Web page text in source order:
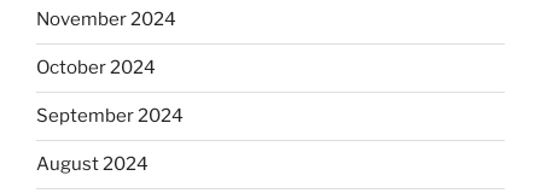
November 2024
October 2024
September 2024
August 2024